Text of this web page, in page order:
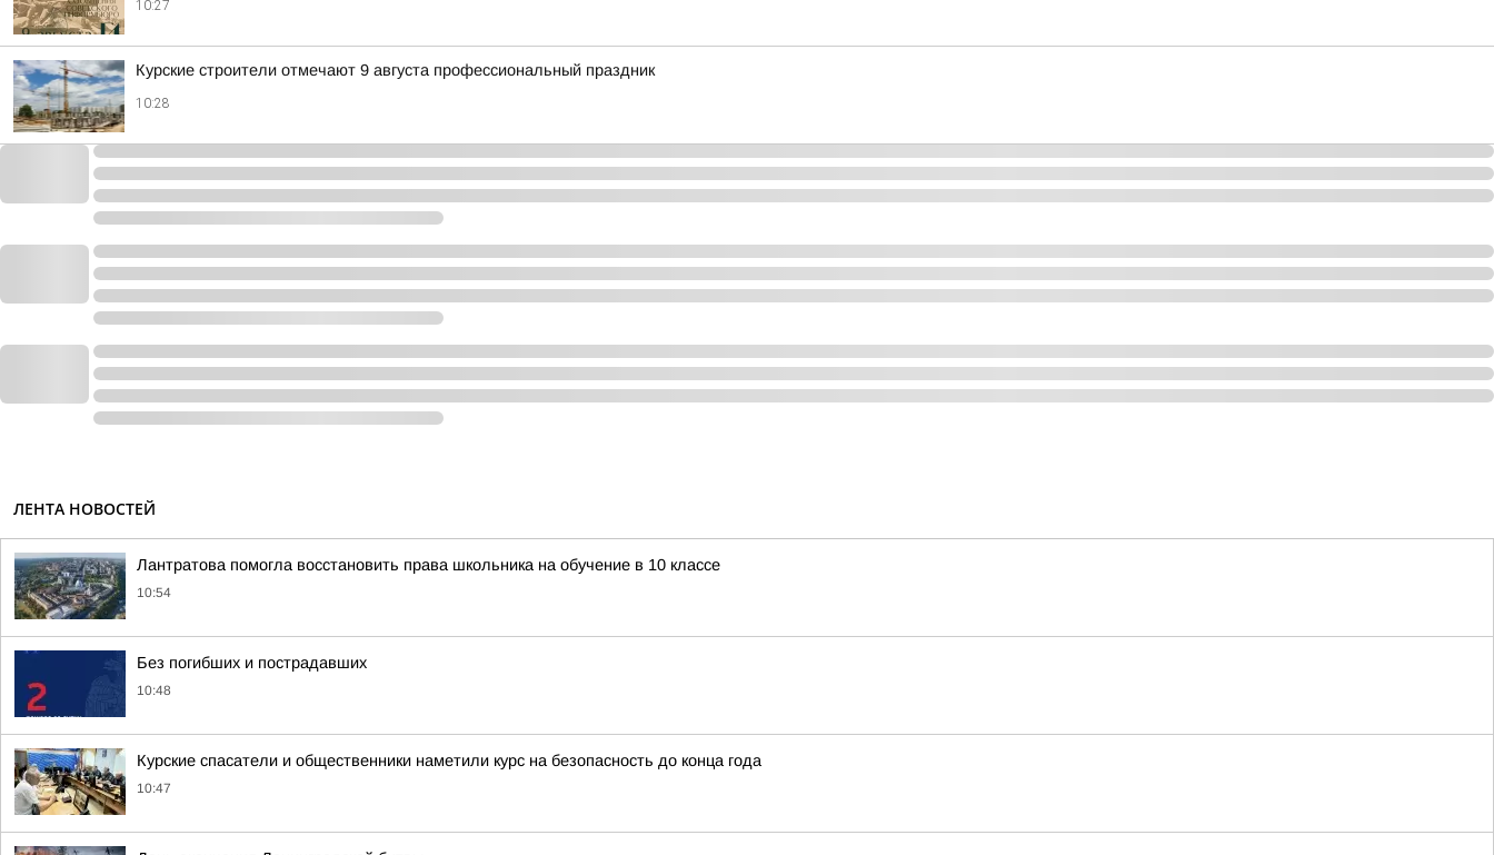
10:27
Курские строители отмечают 9 августа профессиональный праздник
10:28
ЛЕНТА НОВОСТЕЙ
Лантратова помогла восстановить права школьника на обучение в 10 классе
10:54
Без погибших и пострадавших
10:48
Курские спасатели и общественники наметили курс на безопасность до конца года
10:47